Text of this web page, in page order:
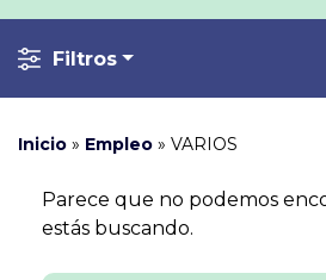
Filtros
Inicio » Empleo » VARIOS
Parece que no podemos
estás buscando.